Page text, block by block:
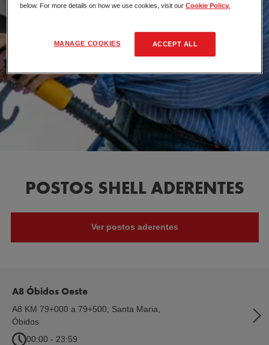
POSTOS SHELL ADERENTES
Ver postos aderentes
A8 Óbidos Oeste
A8 KM 79+000 a 79+500, Santa Maria
Óbidos
00:00 - 23:59
below. For more details on how we use cookies, visit ourCookie Policy.
MANAGE COOKIES ACCEPT ALL